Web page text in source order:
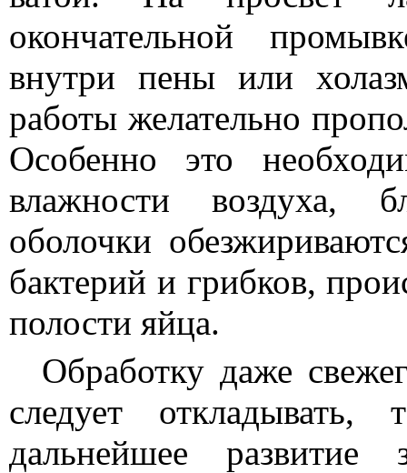
окончательной
внутри пены или
работы желательно
Особенно это
влажности воздуха,
оболочки
бактерий и грибков,
полости яйца.
Обработку даже
следует
дальнейшее